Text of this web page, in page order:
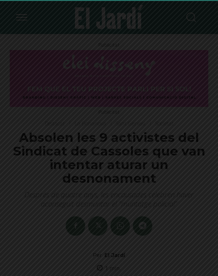
Publicitat
Publicitat
Absolen les 9 activistes del
Sindicat de Cassoles que van
intentar aturar un
desnonament
Després de quatre anys, les encausades celebren haver
aconseguit desmuntar el "muntatge policial"
Per El Jardí
1 min.